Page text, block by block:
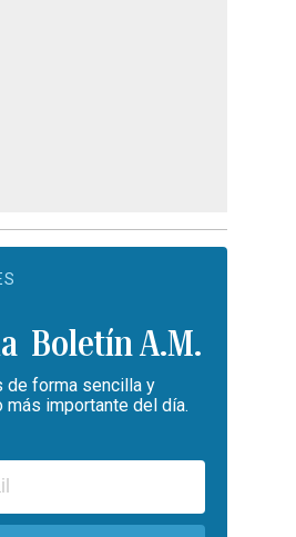
Boletín A.M.
de forma sencilla y
más importante del día.